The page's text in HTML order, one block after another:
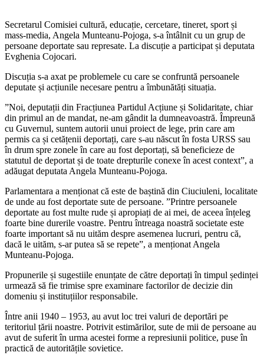
Secretarul Comisiei cultură, educație, cercetare, tineret, sport și
mass-media, Angela Munteanu-Pojoga, s-a întâlnit cu un grup de
persoane deportate sau represate. La discuție a participat și deputata
Evghenia Cojocari.
Discuția s-a axat pe problemele cu care se confruntă persoanele
deputate și acțiunile necesare pentru a îmbunătăți situația.
”Noi, deputații din Fracțiunea Partidul Acțiune și Solidaritate, chiar
din primul an de mandat, ne-am gândit la dumneavoastră. Împreună
cu Guvernul, suntem autorii unui proiect de lege, prin care am
permis ca și cetățenii deportați, care s-au născut în fosta URSS sau
în drum spre zonele în care au fost deportați, să beneficieze de
statutul de deportat și de toate drepturile conexe în acest context”, a
adăugat deputata Angela Munteanu-Pojoga.
Parlamentara a menționat că este de baștină din Ciuciuleni, localitate
de unde au fost deportate sute de persoane. ”Printre persoanele
deportate au fost multe rude și apropiați de ai mei, de aceea înțeleg
foarte bine durerile voastre. Pentru întreaga noastră societate este
foarte important să nu uităm despre asemenea lucruri, pentru că,
dacă le uităm, s-ar putea să se repete”, a menționat Angela
Munteanu-Pojoga.
Propunerile și sugestiile enunțate de către deportați în timpul ședinței
urmează să fie trimise spre examinare factorilor de decizie din
domeniu și instituțiilor responsabile.
Între anii 1940 – 1953, au avut loc trei valuri de deportări pe
teritoriul țării noastre. Potrivit estimărilor, sute de mii de persoane au
avut de suferit în urma acestei forme a represiunii politice, puse în
practică de autoritățile sovietice.